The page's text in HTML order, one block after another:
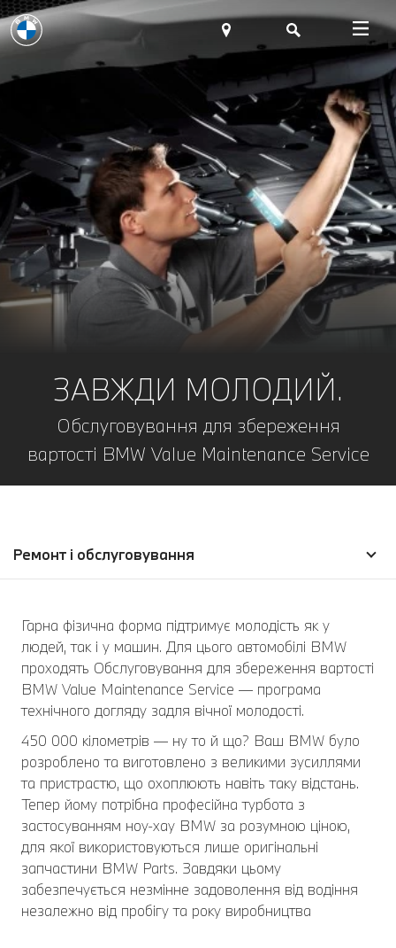
ЗАВЖДИ МОЛОДИЙ.
Обслуговування для збереження
вартості BMW Value Maintenance Service
Ремонт і обслуговування
Гарна фізична форма підтримує молодість як у
людей, так і у машин. Для цього автомобілі BMW
проходять Обслуговування для збереження вартості
BMW Value Maintenance Service ― програма
технічного догляду задля вічної молодості.
450 000 кілометрів ― ну то й що? Ваш BMW було
розроблено та виготовлено з великими зусиллями
та пристрастю, що охоплюють навіть таку відстань.
Тепер йому потрібна професійна турбота з
застосуванням ноу-хау BMW за розумною ціною,
для якої використовуються лише оригінальні
запчастини BMW Parts. Завдяки цьому
забезпечується незмінне задоволення від водіння
незалежно від пробігу та року виробництва